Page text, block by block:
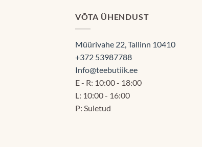
VÕTA ÜHENDUST
Müürivahe 22, Tallinn 10410
+372 53987788
Info@teebutiik.ee
E - R: 10:00 - 18:00
L: 10:00 - 16:00
P: Suletud